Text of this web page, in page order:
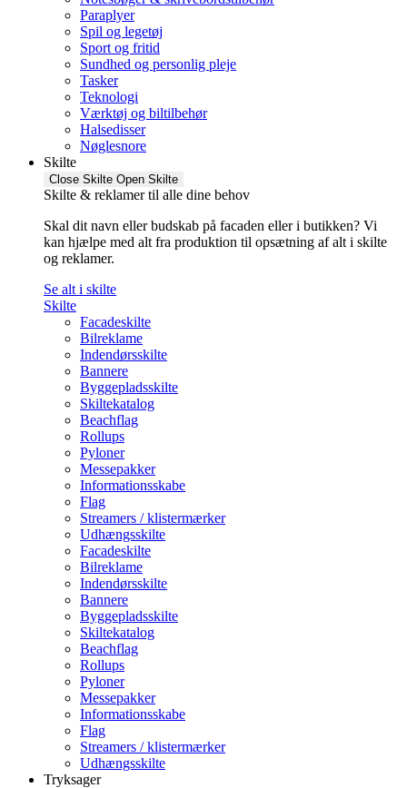
Paraplyer
Spil og legetøj
Sport og fritid
Sundhed og personlig pleje
Tasker
Teknologi
Værktøj og biltilbehør
Halsedisser
Nøglesnore
Skilte
Close Skilte Open Skilte
Skilte & reklamer til alle dine behov
Skal dit navn eller budskab på facaden eller i butikken? Vi
kan hjælpe med alt fra produktion til opsætning af alt i skilte
og reklamer.
Se alt i skilte
Skilte
Facadeskilte
Bilreklame
Indendørsskilte
Bannere
Byggepladsskilte
Skiltekatalog
Beachflag
Rollups
Pyloner
Messepakker
Informationsskabe
Flag
Streamers / klistermærker
Udhængsskilte
Facadeskilte
Bilreklame
Indendørsskilte
Bannere
Byggepladsskilte
Skiltekatalog
Beachflag
Rollups
Pyloner
Messepakker
Informationsskabe
Flag
Streamers / klistermærker
Udhængsskilte
Tryksager